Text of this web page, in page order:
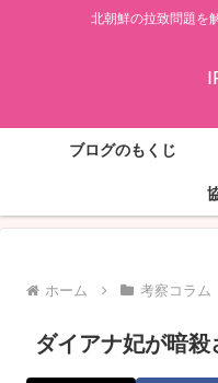
北朝鮮の拉致問題を
ブログのもくじ
ホーム 考察コラム
ダイアナ妃が暗